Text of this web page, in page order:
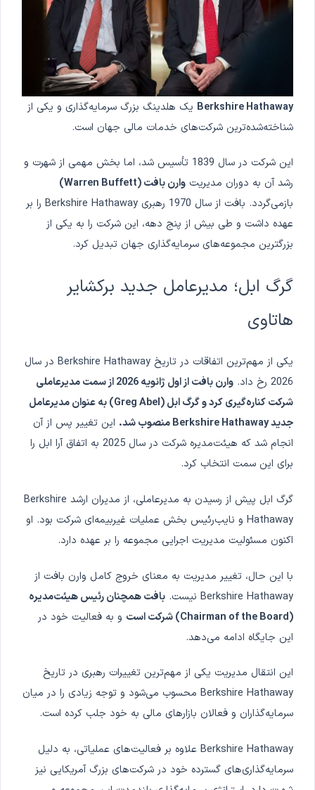
Berkshire Hathaway یک هلدینگ بزرگ سرمایه‌گذاری و یکی از
شناخته‌شده‌ترین شرکت‌های خدمات مالی جهان است.
این شرکت در سال 1839 تأسیس شد، اما بخش مهمی از شهرت و
رشد آن به دوران مدیریت وارن بافت (Warren Buffett)
بازمی‌گردد. بافت از سال 1970 رهبری Berkshire Hathaway را بر
عهده داشت و طی بیش از پنج دهه، این شرکت را به یکی از
بزرگترین مجموعه‌های سرمایه‌گذاری جهان تبدیل کرد.
گرگ ابل؛ مدیرعامل جدید برکشایر
هاتاوی
یکی از مهم‌ترین اتفاقات در تاریخ Berkshire Hathaway در سال
2026 رخ داد.
وارن بافت از اول ژانویه 2026 از سمت مدیرعاملی
شرکت کناره‌گیری کرد و گرگ ابل (Greg Abel) به عنوان مدیرعامل
جدید Berkshire Hathaway منصوب شد.
این تغییر پس از آن
انجام شد که هیئت‌مدیره شرکت در سال 2025 به اتفاق آرا ابل را
برای این سمت انتخاب کرد.
گرگ ابل پیش از رسیدن به مدیرعاملی، از مدیران ارشد Berkshire
Hathaway و نایب‌رئیس بخش عملیات غیر‌بیمه‌ای شرکت بود. او
اکنون مسئولیت مدیریت اجرایی مجموعه را بر عهده دارد.
با این حال، تغییر مدیریت به معنای خروج کامل وارن بافت از
Berkshire Hathaway نیست.
بافت همچنان رئیس هیئت‌مدیره
(Chairman of the Board) شرکت است
و به فعالیت خود در
این جایگاه ادامه می‌دهد.
این انتقال مدیریت یکی از مهم‌ترین تغییرات رهبری در تاریخ
Berkshire Hathaway محسوب می‌شود و توجه زیادی را در میان
سرمایه‌گذاران و فعالان بازارهای مالی به خود جلب کرده است.
Berkshire Hathaway علاوه بر فعالیت‌های عملیاتی، به دلیل
سرمایه‌گذاری‌های گسترده خود در شرکت‌های بزرگ آمریکایی نیز